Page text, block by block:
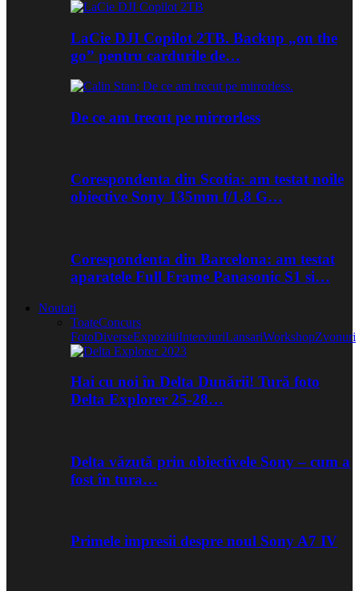
LaCie DJI Copilot 2TB. Backup „on the
go” pentru cardurile de…
De ce am trecut pe mirrorless
Corespondenta din Scotia: am testat noile
obiective Sony 135mm f/1.8 G…
Corespondenta din Barcelona: am testat
aparatele Full Frame Panasonic S1 si…
Noutati
ToateConcurs
FotoDiverseExpozitiiInterviuriLansariWorkshopZvonuri
Hai cu noi în Delta Dunării! Tură foto
Delta Explorer 25-28…
Delta văzută prin obiectivele Sony – cum a
fost în tura…
Primele impresii despre noul Sony A7 IV